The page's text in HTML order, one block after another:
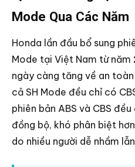
Mode Qua Các Năm
Honda lần đầu bổ sung
Mode tại Việt Nam từ năm
ngày càng tăng về an
cả SH Mode đều chỉ có
phiên bản ABS và CBS
đồng bộ, khó phân biệt
do nhiều người dễ nhầm